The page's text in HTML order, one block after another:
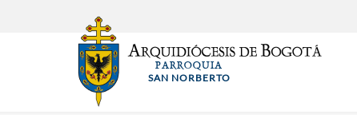
PARROQUIA
SAN NORBERTO